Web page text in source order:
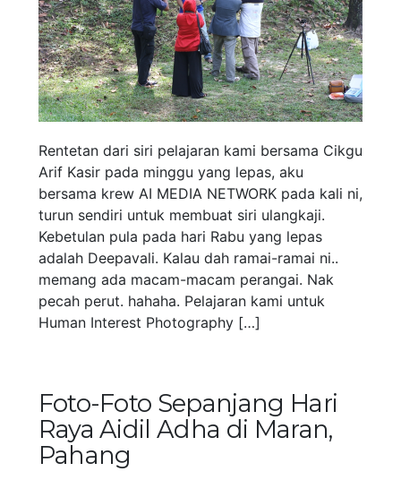
Rentetan dari siri pelajaran kami bersama Cikgu
Arif Kasir pada minggu yang lepas, aku
bersama krew AI MEDIA NETWORK pada kali ni,
turun sendiri untuk membuat siri ulangkaji.
Kebetulan pula pada hari Rabu yang lepas
adalah Deepavali. Kalau dah ramai-ramai ni..
memang ada macam-macam perangai. Nak
pecah perut. hahaha. Pelajaran kami untuk
Human Interest Photography […]
Foto-Foto Sepanjang Hari
Raya Aidil Adha di Maran,
Pahang